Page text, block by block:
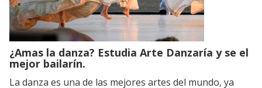
¿Amas la danza? Estudia Arte Danzaría y se el
mejor bailarín.
La danza es una de las mejores artes del mundo, ya